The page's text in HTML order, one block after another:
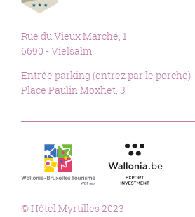
Rue du Vieux Marché, 1
6690 - Vielsalm
Entrée parking (entrez par le porche) :
Place Paulin Moxhet, 3
© Hôtel Myrtilles 2023